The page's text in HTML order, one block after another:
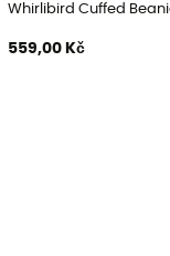
Whirlibird Cuffed
559,00 Kč